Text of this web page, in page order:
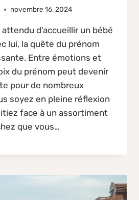
novembre 16, 2024
d’accueillir un bébé
lui, la quête du prénom
Entre émotions et
du prénom peut devenir
pour de nombreux
soyez en pleine réflexion
face à un assortiment
que vous…